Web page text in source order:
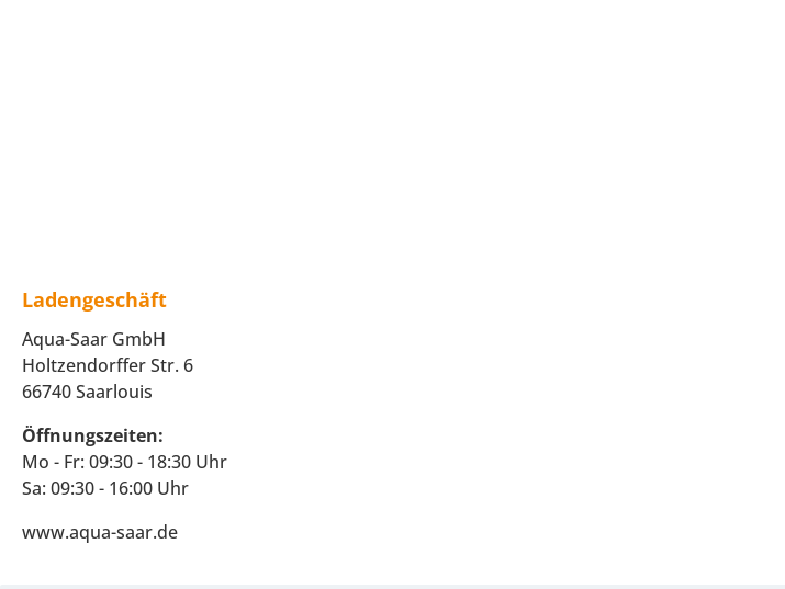
Ladengeschäft
Aqua-Saar GmbH
Holtzendorffer Str. 6
66740 Saarlouis
Öffnungszeiten:
Mo - Fr: 09:30 - 18:30 Uhr
Sa: 09:30 - 16:00 Uhr
www.aqua-saar.de